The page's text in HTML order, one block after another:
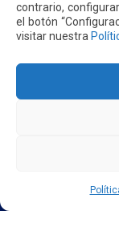
contrario,
el botón
visitar nuestra
Dirección:
Internacional
PBX: +(593 2) 395